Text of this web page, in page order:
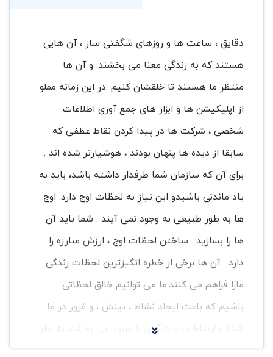
دقایق ، ساعت ها و روزهای شگفتی ساز ، آن هایی
هستند که به زندگی معنا می بخشند. و آن ها
منتظر ما هستند تا خلقشان کنیم .در این زمانه مملو
از اپلیکیشن ها و ابزار های جمع آوری اطلاعات
شخصی ، شرکت ها در پیدا کردن نقاط عطفی که
سابقا از دیده ها پنهان بودند ، هوشیارتر شده اند .
برای آن که سازمان شما طرفدار داشته باشد، باید به
یاد ماندنی باشیدو این نیاز به لحظات اوج دارد. اوج
ها به طور طبیعی به وجود نمی آیند . شما باید آن
ها را بسازید . ساختن لحظات اوج ، ارزش مبارزه را
دارد . آن ها برخی از خطره انگیزترین لحظات زندگی
مارا فراهم می کنند.ما می توانیم خالق لحظاتی
باشیم که باعث ایجاد نشاط ، بینش ، و غرور در ما
شده و ارتباط ما با دیگران را بهبود می بخشند.به نظر
می رسد تازگی رویدادها ، گذر زمان را کند می کند.به